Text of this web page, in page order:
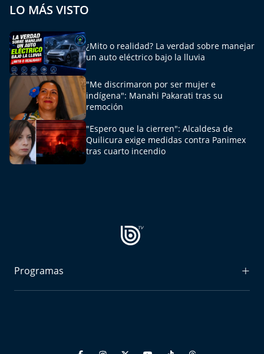
Sesiones Dieciocheras
Expreso PM
Conecta Vida
El Mejor País de Chile
Te invito a tomar once
Bío Bío en Ruta
Agenda Propia
LO MÁS VISTO
¿Mito o realidad? La verdad sobre manejar
un auto eléctrico bajo la lluvia
"Me discrimaron por ser mujer e
indígena": Manahi Pakarati tras su
remoción
"Espero que la cierren": Alcaldesa de
Quilicura exige medidas contra Panimex
tras cuarto incendio
Programas
Podría Ser Peor